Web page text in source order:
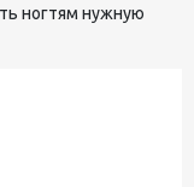
ногтям нужную